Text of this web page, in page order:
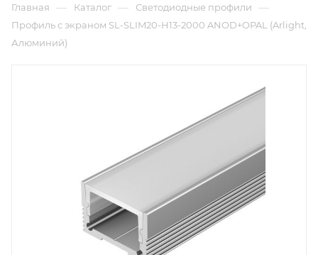
Главная — Каталог — Светодиодные профили —
Профиль с экраном SL-SLIM20-H13-2000 ANOD+OPAL (Arlight,
Алюминий)